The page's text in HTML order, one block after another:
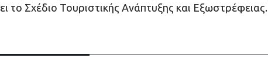
το Σχέδιο Τουριστικής Ανάπτυξης και Εξωστρέφειας.